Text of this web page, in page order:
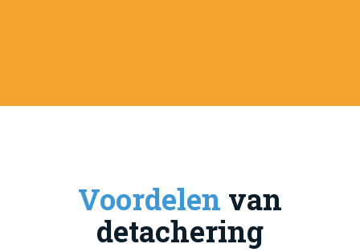
Voordelen van
detachering